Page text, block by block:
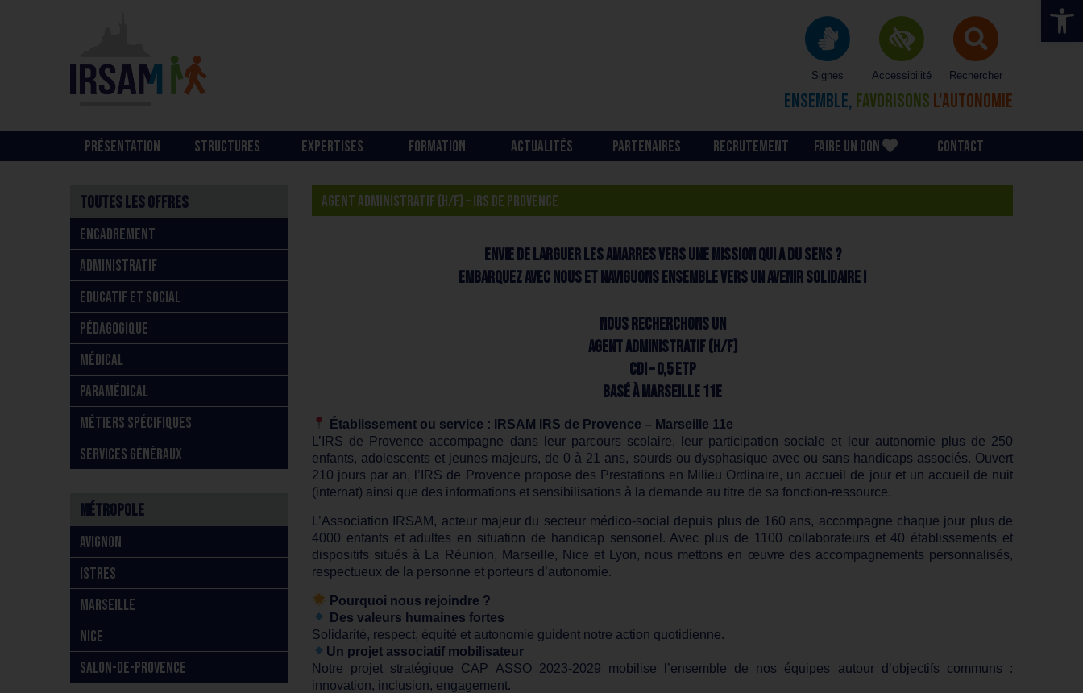
Ouvrir
Rechercher
Accessibilité
Signes
ENSEMBLE, FAVORISONS L'AUTONOMIE
PRÉSENTATION STRUCTURES EXPERTISES FORMATION ACTUALITÉS PARTENAIRES RECRUTEMENT FAIRE UN DON CONTACT
Toutes les offres
ENCADREMENT
ADMINISTRATIF
EDUCATIF ET SOCIAL
PÉDAGOGIQUE
MÉDICAL
PARAMÉDICAL
MÉTIERS SPÉCIFIQUES
SERVICES GÉNÉRAUX
Métropole
AVIGNON
ISTRES
MARSEILLE
NICE
SALON-DE-PROVENCE
AGENT ADMINISTRATIF (H/F) – IRS DE PROVENCE
Envie de larguer les amarres vers une mission qui a du sens ?
Embarquez avec nous et naviguons ensemble vers un avenir solidaire !
Nous recherchons un
AGENT ADMINISTRATIF (H/F)
CDI – 0,5 ETP
Basé à Marseille 11e
Établissement ou service : IRSAM IRS de Provence – Marseille 11e
L’IRS de Provence accompagne dans leur parcours scolaire, leur participation sociale et leur autonomie plus de 250
enfants, adolescents et jeunes majeurs, de 0 à 21 ans, sourds ou dysphasique avec ou sans handicaps associés. Ouvert
210 jours par an, l’IRS de Provence propose des Prestations en Milieu Ordinaire, un accueil de jour et un accueil de nuit
(internat) ainsi que des informations et sensibilisations à la demande au titre de sa fonction-ressource.
L’Association IRSAM, acteur majeur du secteur médico-social depuis plus de 160 ans, accompagne chaque jour plus de
4000 enfants et adultes en situation de handicap sensoriel. Avec plus de 1100 collaborateurs et 40 établissements et
dispositifs situés à La Réunion, Marseille, Nice et Lyon, nous mettons en œuvre des accompagnements personnalisés,
respectueux de la personne et porteurs d’autonomie.
Pourquoi nous rejoindre ?
Des valeurs humaines fortes
Solidarité, respect, équité et autonomie guident notre action quotidienne.
Un projet associatif mobilisateur
Notre projet stratégique CAP ASSO 2023-2029 mobilise l’ensemble de nos équipes autour d’objectifs communs :
innovation, inclusion, engagement.